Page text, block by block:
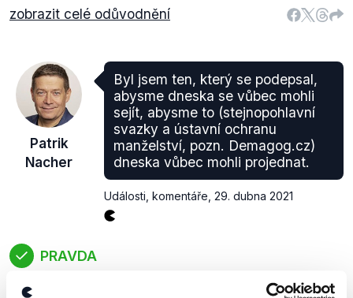
zobrazit celé odůvodnění
Patrik
Nacher
Byl jsem ten, který se podepsal,
abysme dneska se vůbec mohli
sejít, abysme to (stejnopohlavní
svazky a ústavní ochranu
manželství, pozn. Demagog.cz)
dneska vůbec mohli projednat.
Události, komentáře 29. dubna 2021
PRAVDA
Zmiňovaná schůze Poslanecké sněmovny se konala